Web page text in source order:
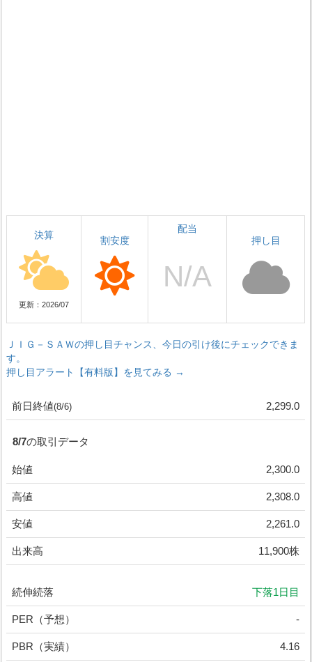
決算
更新：2026/07
割安度
配当
押し目
ＪＩＧ－ＳＡＷの押し目チャンス、今日の引け後にチェックできま
す。
押し目アラート【有料版】を見てみる →
前日終値(8/6) 2,299.0
8/7の取引データ
始値 2,300.0
高値 2,308.0
安値 2,261.0
出来高 11,900株
続伸続落 下落1日目
PER（予想） -
PBR（実績） 4.16